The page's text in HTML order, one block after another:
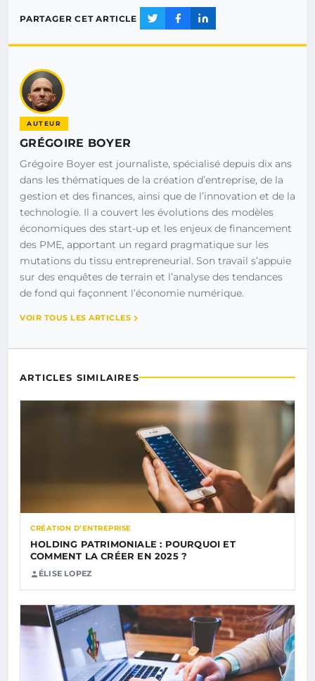
PARTAGER CET ARTICLE
AUTEUR
GRÉGOIRE BOYER
Grégoire Boyer est journaliste, spécialisé depuis dix ans
dans les thématiques de la création d’entreprise, de la
gestion et des finances, ainsi que de l’innovation et de la
technologie. Il a couvert les évolutions des modèles
économiques des start-up et les enjeux de financement
des PME, apportant un regard pragmatique sur les
mutations du tissu entrepreneurial. Son travail s’appuie
sur des enquêtes de terrain et l’analyse des tendances
de fond qui façonnent l’économie numérique.
VOIR TOUS LES ARTICLES
ARTICLES SIMILAIRES
CRÉATION D’ENTREPRISE
HOLDING PATRIMONIALE : POURQUOI ET
COMMENT LA CRÉER EN 2025 ?
ÉLISE LOPEZ